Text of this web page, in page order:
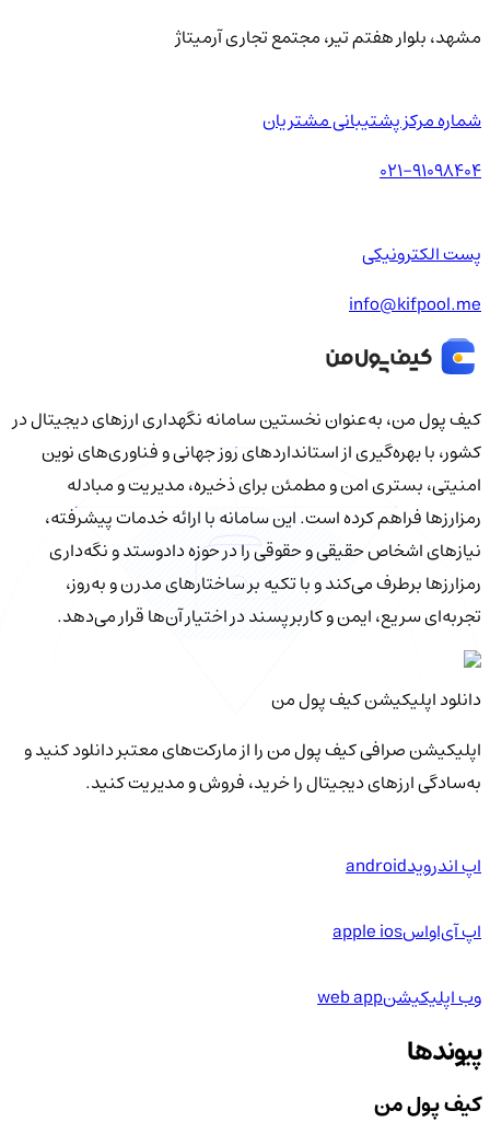
مشهد، بلوار هفتم تیر، مجتمع تجاری آرمیتاژ
شماره مرکز پشتیبانی مشتریان
021-91098404
پست الکترونیکی
info@kifpool.me
کیف‌ پول من، به‌عنوان نخستین سامانه نگهداری ارزهای دیجیتال در
کشور، با بهره‌گیری از استانداردهای روز جهانی و فناوری‌های نوین
امنیتی، بستری امن و مطمئن برای ذخیره، مدیریت و مبادله
رمزارزها فراهم کرده است. این سامانه با ارائه خدمات پیشرفته،
نیازهای اشخاص حقیقی و حقوقی را در حوزه دادوستد و نگه‌داری
رمزارزها برطرف می‌کند و با تکیه بر ساختارهای مدرن و به‌روز،
تجربه‌ای سریع، ایمن و کاربرپسند در اختیار آن‌ها قرار می‌دهد.
دانلود اپلیکیشن کیف‌ پول من
اپلیکیشن صرافی کیف پول من را از مارکت‌های معتبر دانلود کنید و
به‌سادگی ارزهای دیجیتال را خرید، فروش و مدیریت کنید.
اپ اندرویدandroid
اپ آی‌او‌اسapple ios
وب اپلیکیشنweb app
پیوندها
کیف پول من